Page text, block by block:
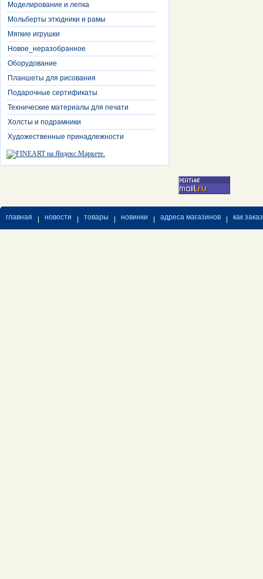
Моделирование и лепка
Мольберты этюдники и рамы
Мягкие игрушки
Новое_неразобранное
Оборудование
Планшеты для рисования
Подарочные сертификаты
Технические материалы для печати
Холсты и подрамники
Художественные принадлежности
главная новости товары новинки адреса магазинов как